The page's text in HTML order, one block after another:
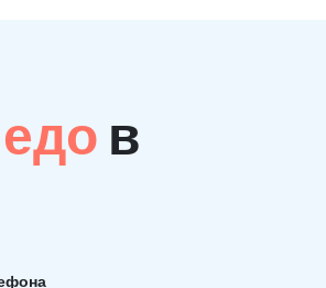
в